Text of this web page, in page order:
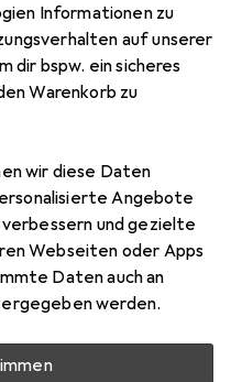
Informationen zu
auf unserer
dir bspw. ein sicheres
Warenkorb zu
wir diese Daten
Angebote
und gezielte
Webseiten oder Apps
Daten auch an
werden.
Shock
Marke
Mehr von Dipos
Drittanbieter